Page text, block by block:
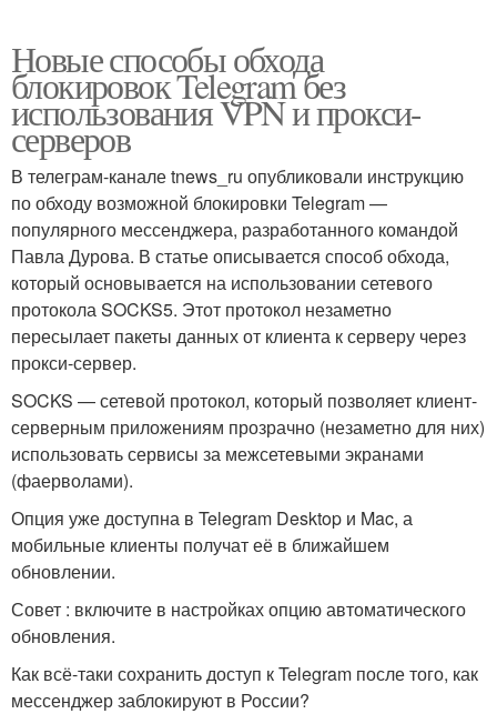
Новые способы обхода
блокировок Telegram без
использования VPN и прокси-
серверов
В телеграм-канале tnews_ru опубликовали инструкцию
по обходу возможной блокировки Telegram —
популярного мессенджера, разработанного командой
Павла Дурова. В статье описывается способ обхода,
который основывается на использовании сетевого
протокола SOCKS5. Этот протокол незаметно
пересылает пакеты данных от клиента к серверу через
прокси-сервер.
SOCKS — сетевой протокол, который позволяет клиент-
серверным приложениям прозрачно (незаметно для них)
использовать сервисы за межсетевыми экранами
(фаерволами).
Опция уже доступна в Telegram Desktop и Mac, а
мобильные клиенты получат её в ближайшем
обновлении.
Совет : включите в настройках опцию автоматического
обновления.
Как всё-таки сохранить доступ к Telegram после того, как
мессенджер заблокируют в России?